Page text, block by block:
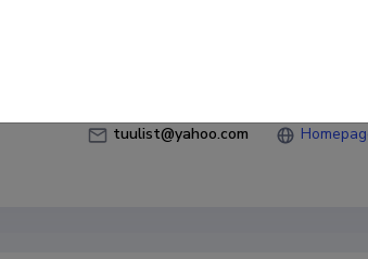
tuulist@yahoo.com